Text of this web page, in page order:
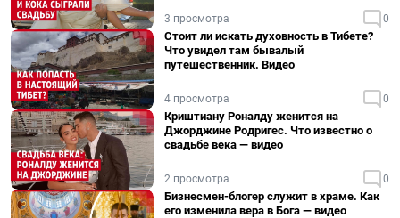
3 просмотра 0
Стоит ли искать духовность в Тибете?
Что увидел там бывалый
путешественник. Видео
4 просмотра 0
Криштиану Роналду женится на
Джорджине Родригес. Что известно о
свадьбе века — видео
2 просмотра 0
Бизнесмен-блогер служит в храме. Как
его изменила вера в Бога — видео